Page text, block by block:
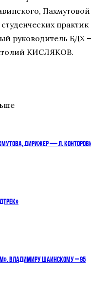
Пахмутовой
практик
руководитель БДХ
КИСЛЯКОВ.
ДИРИЖЕР — Л.
ВЛАДИМИРУ ШАИНСКОМУ – 95